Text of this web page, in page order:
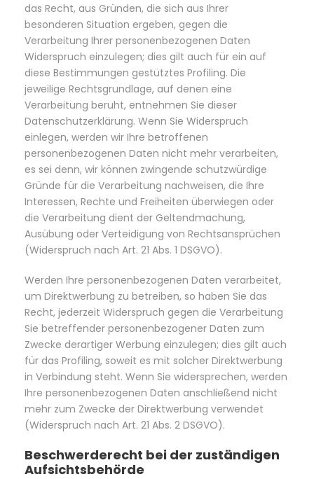
das Recht, aus Gründen, die sich aus Ihrer
besonderen Situation ergeben, gegen die
Verarbeitung Ihrer personenbezogenen Daten
Widerspruch einzulegen; dies gilt auch für ein auf
diese Bestimmungen gestütztes Profiling. Die
jeweilige Rechtsgrundlage, auf denen eine
Verarbeitung beruht, entnehmen Sie dieser
Datenschutzerklärung. Wenn Sie Widerspruch
einlegen, werden wir Ihre betroffenen
personenbezogenen Daten nicht mehr verarbeiten,
es sei denn, wir können zwingende schutzwürdige
Gründe für die Verarbeitung nachweisen, die Ihre
Interessen, Rechte und Freiheiten überwiegen oder
die Verarbeitung dient der Geltendmachung,
Ausübung oder Verteidigung von Rechtsansprüchen
(Widerspruch nach Art. 21 Abs. 1 DSGVO).
Werden Ihre personenbezogenen Daten verarbeitet,
um Direktwerbung zu betreiben, so haben Sie das
Recht, jederzeit Widerspruch gegen die Verarbeitung
Sie betreffender personenbezogener Daten zum
Zwecke derartiger Werbung einzulegen; dies gilt auch
für das Profiling, soweit es mit solcher Direktwerbung
in Verbindung steht. Wenn Sie widersprechen, werden
Ihre personenbezogenen Daten anschließend nicht
mehr zum Zwecke der Direktwerbung verwendet
(Widerspruch nach Art. 21 Abs. 2 DSGVO).
Beschwerderecht bei der zuständigen
Aufsichtsbehörde